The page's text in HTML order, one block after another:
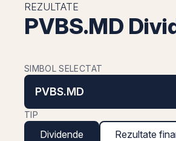
REZULTATE
PVBS.MD
SIMBOL SELECTAT
PVBS.MD
TIP
Dividende Rezultate